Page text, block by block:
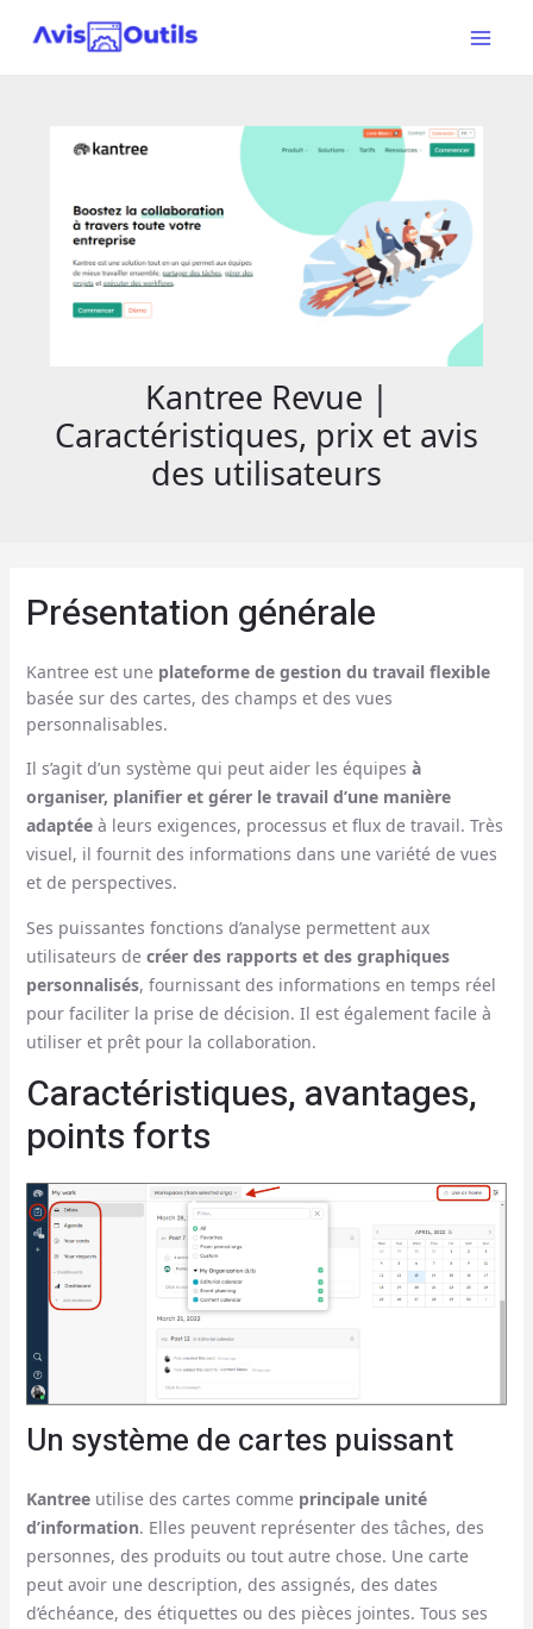
Main
Kantree Revue |
Caractéristiques, prix et avis
des utilisateurs
Présentation générale
Kantree est une plateforme de gestion du travail flexible
basée sur des cartes, des champs et des vues
personnalisables.
Il s’agit d’un système qui peut aider les équipes à
organiser, planifier et gérer le travail d’une manière
adaptéeà leurs exigences, processus et flux de travail. Très
visuel, il fournit des informations dans une variété de vues
et de perspectives.
Ses puissantes fonctions d’analyse permettent aux
utilisateurs de créer des rapports et des graphiques
personnalisés, fournissant des informations en temps réel
pour faciliter la prise de décision. Il est également facile à
utiliser et prêt pour la collaboration.
Caractéristiques, avantages,
points forts
Un système de cartes puissant
Kantreeutilise des cartes comme principale unité
d’information. Elles peuvent représenter des tâches, des
personnes, des produits ou tout autre chose. Une carte
peut avoir une description, des assignés, des dates
d’échéance, des étiquettes ou des pièces jointes. Tous ses